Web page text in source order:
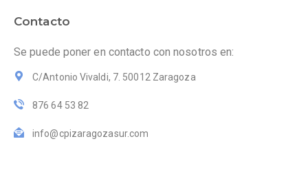
Contacto
Se puede poner en contacto con nosotros en:
C/Antonio Vivaldi, 7. 50012 Zaragoza
876 64 53 82
info@cpizaragozasur.com